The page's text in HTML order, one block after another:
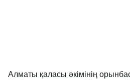
Алматы қаласы әкімінің